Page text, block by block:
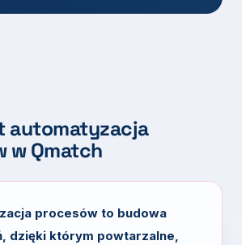
automatyzacja
w Qmatch
procesów to budowa
dzięki którym powtarzalne,